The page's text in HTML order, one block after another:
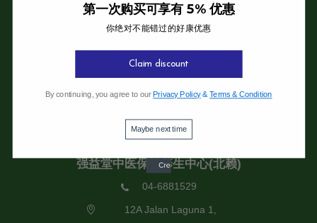
强益堂全息中医诊所
强益堂全息中医诊所(槟岛)
04-2832108
11600 Pulau Pinang.
09:30 AM - 6:00 PM
强益堂中医保健养生中心(北赖)
04-6881529
12A Jalan Laguna 1,
第一次购买可享有 5% 优惠
你绝对不能错过的好康优惠
Claim discount
By continuing, you agree to our Privacy Policy&Terms & Condition
Maybe next time